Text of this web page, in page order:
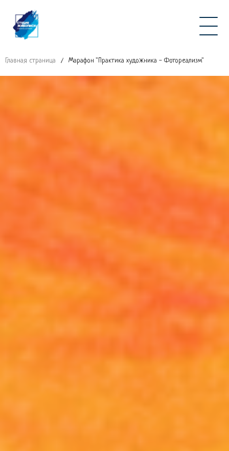
Главная страница / Марафон "Практика художника - Фотореализм"